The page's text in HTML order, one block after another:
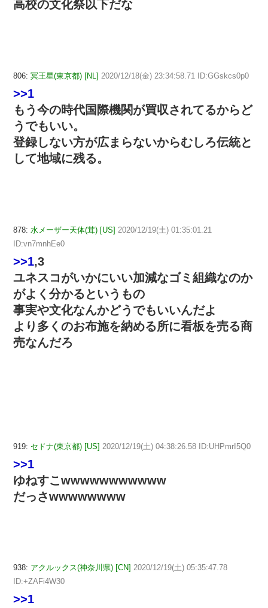
高校の文化祭以下だな
806: 冥王星(東京都) [NL] 2020/12/18(金) 23:34:58.71 ID:GGskcs0p0
>>1
もう今の時代国際機関が買収されてるからど
うでもいい。
登録しない方が広まらないからむしろ伝統と
して地域に残る。
878: 水メーザー天体(茸) [US] 2020/12/19(土) 01:35:01.21
ID:vn7mnhEe0
>>1,3
ユネスコがいかにいい加減なゴミ組織なのか
がよく分かるというもの
事実や文化なんかどうでもいいんだよ
より多くのお布施を納める所に看板を売る商
売なんだろ
919: セドナ(東京都) [US] 2020/12/19(土) 04:38:26.58 ID:UHPmrI5Q0
>>1
ゆねすこwwwwwwwwwww
だっさwwwwwwww
938: アクルックス(神奈川県) [CN] 2020/12/19(土) 05:35:47.78
ID:+ZAFi4W30
>>1